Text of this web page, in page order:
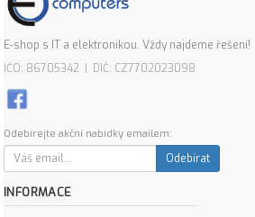
E-shop s IT a elektronikou. Vždy najdeme řešení!
IČO: 86705342 | DIČ: CZ7702023098
Odebírejte akční nabídky emailem:
Odebírat
INFORMACE